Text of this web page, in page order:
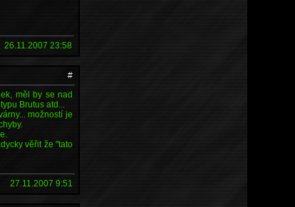
26.11.2007 23:58
#
měl by se nad
Brutus atd...
možností je
věřit že "tato
27.11.2007 9:51